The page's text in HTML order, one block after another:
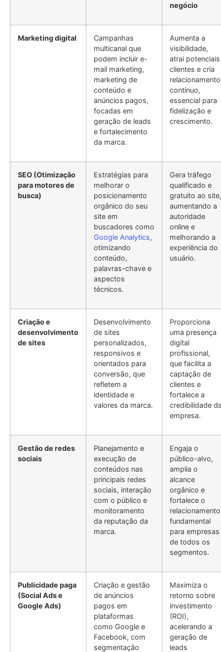
negócio
Marketing digital
Campanhas
multicanal que
podem incluir e-
mail marketing,
marketing de
conteúdo e
anúncios pagos,
focadas em
geração de leads
e fortalecimento
da marca.
Aumenta a
visibilidade,
atrai potenciais
clientes e cria
relacionamento
contínuo,
essencial para
fidelização e
crescimento.
SEO (Otimização
para motores de
busca)
Estratégias para
melhorar o
posicionamento
orgânico do seu
site em
buscadores como
Google Analytics,
otimizando
conteúdo,
palavras-chave e
aspectos
técnicos.
Gera tráfego
qualificado e
gratuito ao site,
aumentando a
autoridade
online e
melhorando a
experiência do
usuário.
Criação e
desenvolvimento
de sites
Desenvolvimento
de sites
personalizados,
responsivos e
orientados para
conversão, que
refletem a
identidade e
valores da marca.
Proporciona
uma presença
digital
profissional,
que facilita a
captação de
clientes e
fortalece a
credibilidade
empresa.
Gestão de redes
sociais
Planejamento e
execução de
conteúdos nas
principais redes
sociais, interação
com o público e
monitoramento
da reputação da
marca.
Engaja o
público-alvo,
amplia o
alcance
orgânico e
fortalece o
fundamental
para empresas
de todos os
segmentos.
Publicidade paga
(Social Ads e
Google Ads)
Criação e gestão
de anúncios
pagos em
plataformas
como Google e
Facebook, com
segmentação
Maximiza o
retorno sobre
investimento
(ROI),
acelerando a
geração de
leads